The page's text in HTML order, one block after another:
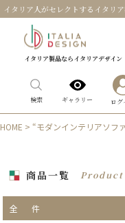
イタリア人がセレクトするイタリ
イタリア製品ならイタリアデザイン
検索 ギャラリー ログ
HOME > “モダンインテリアソフ
商品一覧
全 件